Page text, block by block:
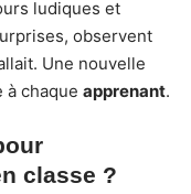
ludiques et
observent
Une nouvelle
à chaque apprenant.
classe ?